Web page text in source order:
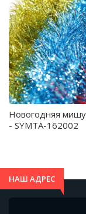
Новогодняя
- SYMTA-162002
НАШ АДРЕС